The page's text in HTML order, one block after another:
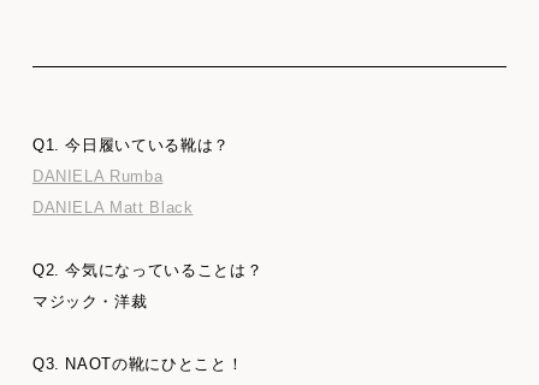
Q1. 今日履いている靴は？
DANIELA Rumba
DANIELA Matt Black
Q2. 今気になっていることは？
マジック・洋裁
Q3. NAOTの靴にひとこと！